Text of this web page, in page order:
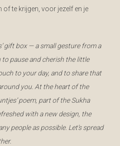
te krijgen, voor jezelf en je
gift box — a small gesture from a
pause and cherish the little
to your day, and to share that
you. At the heart of the
poem, part of the Sukha
with a new design, the
people as possible. Let’s spread